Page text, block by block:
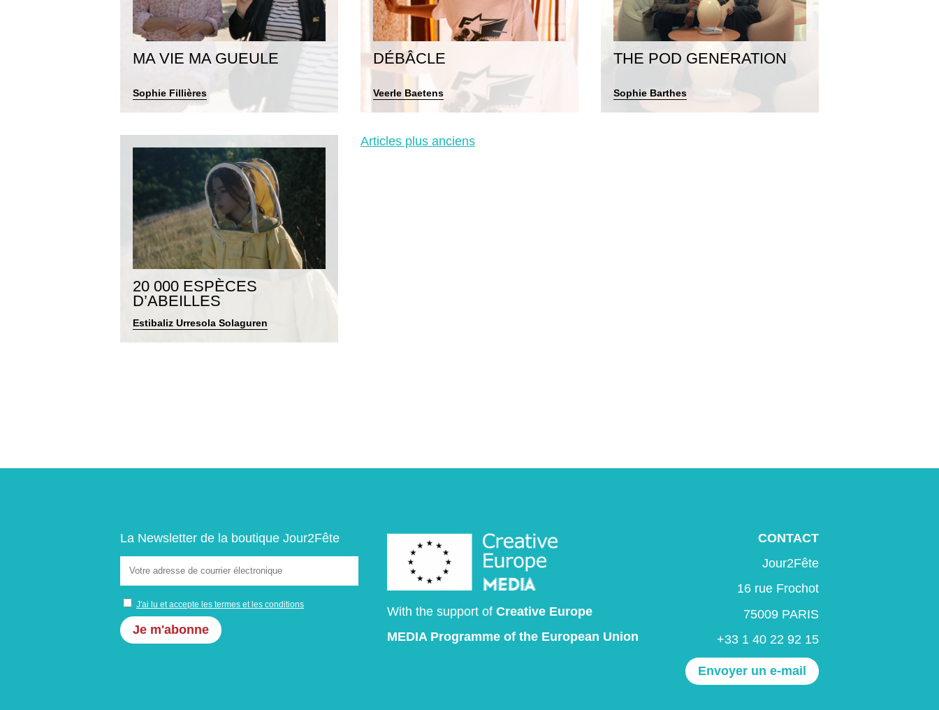
MA VIE MA GUEULE
Sophie Fillières
DÉBÂCLE
Veerle Baetens
THE POD GENERATION
Sophie Barthes
20 000 ESPÈCES
D’ABEILLES
Estibaliz Urresola Solaguren
Navigation
Articles plus anciens
La Newsletter de la boutique Jour2Fête
J'ai lu et accepte les termes et les conditions
With the support of Creative Europe
MEDIA Programme of the European Union
CONTACT
Jour2Fête
16 rue Frochot
75009 PARIS
+33 1 40 22 92 15
Envoyer un e-mail